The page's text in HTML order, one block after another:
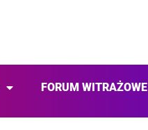
FORUM WITRAŻOWE